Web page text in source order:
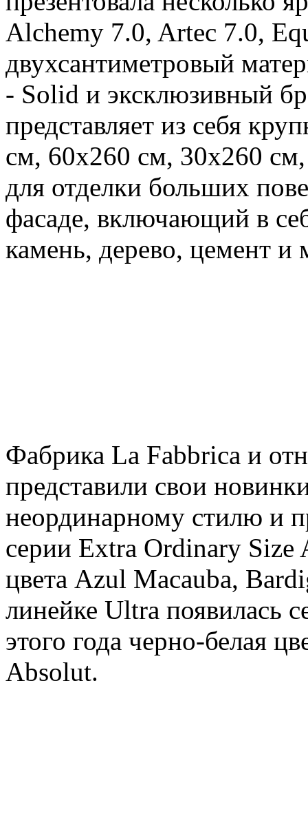
Alchemy 7.0, Artec 7.0,
двухсантиметровый
- Solid и эксклюзивный
представляет из себя
см, 60х260 см, 30х260
для отделки больших
фасаде, включающий в
камень, дерево, цемент и
Фабрика La Fabbrica и
представили свои
неординарному стилю и
серии Extra Ordinary Size
цвета Azul Macauba,
линейке Ultra появилась
этого года черно-белая
Absolut.